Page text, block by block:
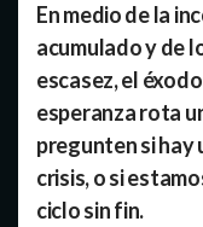
En medio de la
acumulado y de
escasez, el
esperanza rota
pregunten si hay
crisis, o si
ciclo sin fin.